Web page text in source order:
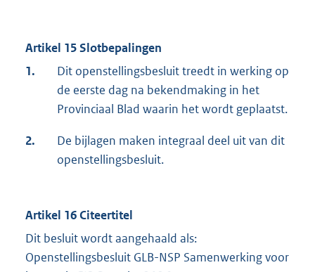
Artikel 15 Slotbepalingen
1.
Dit openstellingsbesluit treedt in werking op
de eerste dag na bekendmaking in het
Provinciaal Blad waarin het wordt geplaatst.
2.
De bijlagen maken integraal deel uit van dit
openstellingsbesluit.
Artikel 16 Citeertitel
Dit besluit wordt aangehaald als:
Openstellingsbesluit GLB-NSP Samenwerking voor